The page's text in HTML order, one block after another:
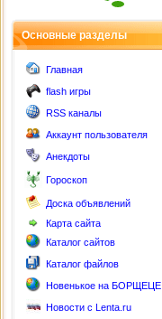
Основные разделы
Главная
flash игры
RSS каналы
Аккаунт пользователя
Анекдоты
Гороскоп
Доска объявлений
Карта сайта
Каталог сайтов
Каталог файлов
Новенькое на БОРЩЕЦЕ
Новости с Lenta.ru